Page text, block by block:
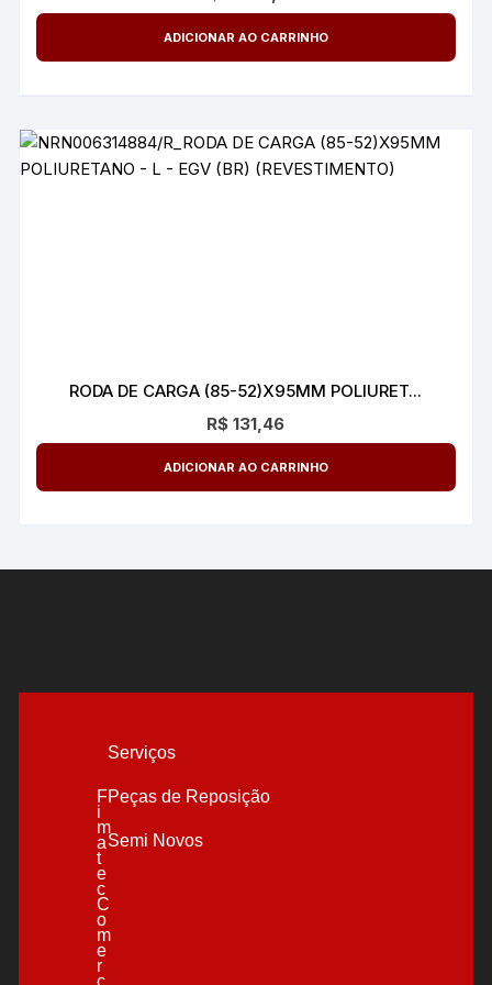
ADICIONAR AO CARRINHO
RODA DE CARGA (85-52)X95MM POLIURET...
R$ 131,46
ADICIONAR AO CARRINHO
F
i
m
a
t
e
c
C
o
m
e
r
c
Serviços
Peças de Reposição
Semi Novos